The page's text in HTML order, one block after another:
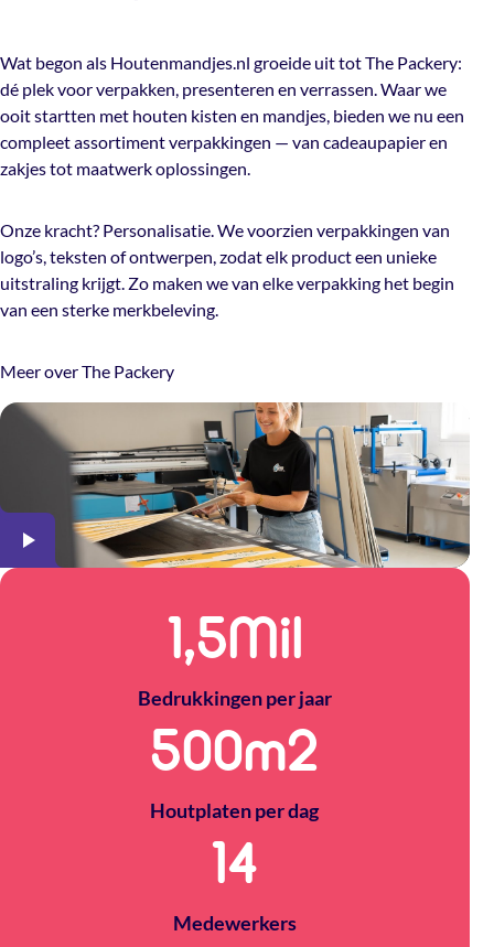
Wat begon als Houtenmandjes.nl groeide uit tot The Packery:
dé plek voor verpakken, presenteren en verrassen. Waar we
ooit startten met houten kisten en mandjes, bieden we nu een
compleet assortiment verpakkingen — van cadeaupapier en
zakjes tot maatwerk oplossingen.
Onze kracht? Personalisatie. We voorzien verpakkingen van
logo’s, teksten of ontwerpen, zodat elk product een unieke
uitstraling krijgt. Zo maken we van elke verpakking het begin
van een sterke merkbeleving.
Meer over The Packery
1,5Mil
Bedrukkingen per jaar
500m2
Houtplaten per dag
14
Medewerkers